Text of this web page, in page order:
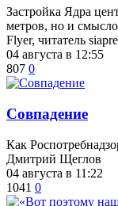
Застройка Ядра
метров, но и
Flyer, читатель
04 августа в 12:55
807 0
​Совпадение
Как
Дмитрий Щеглов
04 августа в 11:22
1041 0